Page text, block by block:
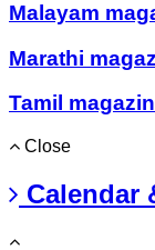
Malayam
Marathi
Tamil
Close
Calendar